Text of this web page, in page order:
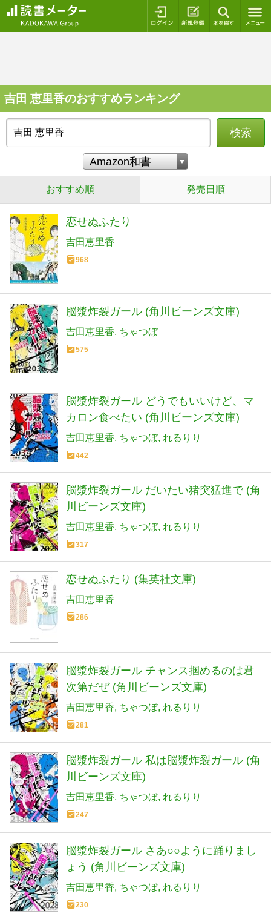
ログイン 新規登録
吉田 恵里香のおすすめランキング
検索
おすすめ順 発売日順
恋せぬふたり
吉田恵里香
968
脳漿炸裂ガール (角川ビーンズ文庫)
吉田恵里香 ちゃつぼ
575
脳漿炸裂ガール どうでもいいけど、マ
カロン食べたい (角川ビーンズ文庫)
吉田恵里香 ちゃつぼ れるりり
442
脳漿炸裂ガール だいたい猪突猛進で (角
川ビーンズ文庫)
吉田恵里香 ちゃつぼ れるりり
317
恋せぬふたり (集英社文庫)
吉田恵里香
286
脳漿炸裂ガール チャンス掴めるのは君
次第だぜ (角川ビーンズ文庫)
吉田恵里香 ちゃつぼ れるりり
281
脳漿炸裂ガール 私は脳漿炸裂ガール (角
川ビーンズ文庫)
吉田恵里香 ちゃつぼ れるりり
247
脳漿炸裂ガール さあ○○ように踊りまし
ょう (角川ビーンズ文庫)
吉田恵里香 ちゃつぼ れるりり
230